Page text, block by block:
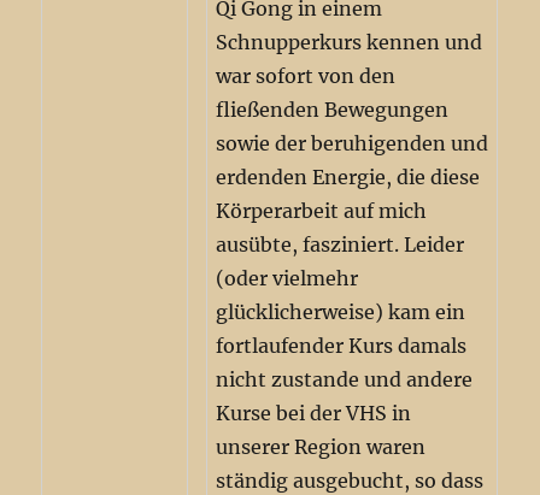
Qi Gong in einem
Schnupperkurs kennen und
war sofort von den
fließenden Bewegungen
sowie der beruhigenden und
erdenden Energie, die diese
Körperarbeit auf mich
ausübte, fasziniert. Leider
(oder vielmehr
glücklicherweise) kam ein
fortlaufender Kurs damals
nicht zustande und andere
Kurse bei der VHS in
unserer Region waren
ständig ausgebucht, so dass